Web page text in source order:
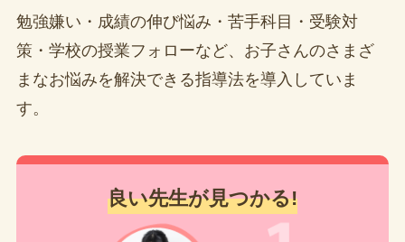
勉強嫌い・成績の伸び悩み・苦手科目・受験対
策・学校の授業フォローなど、お子さんのさまざ
まなお悩みを解決できる指導法を導入していま
す。
良い先生が見つかる!